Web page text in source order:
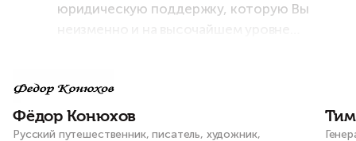
юридическую поддержку, которую Вы
неизменно и на высочайшем уровне
Фёдор Конюхов
Русский путешественник, писатель, художник,